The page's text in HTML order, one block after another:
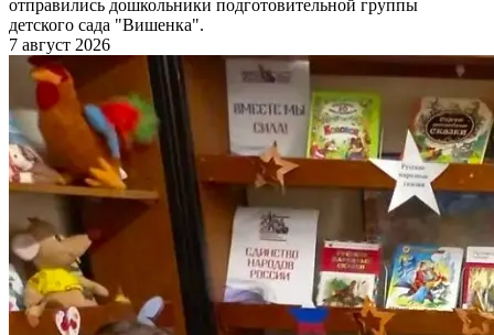
отправились дошкольники подготовительной группы
детского сада "Вишенка".
7 август 2026